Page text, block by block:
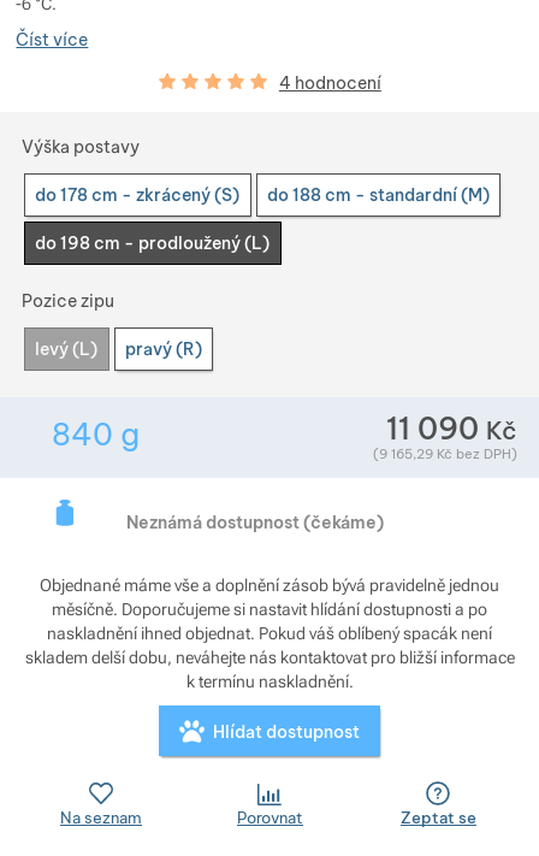
-6 °C.
Číst více
Hodnocení zákazníků
100% 4 hodnocení
Vyberte variantu
Výška postavy
do 178 cm - zkrácený (S) do 188 cm - standardní (M)
do 198 cm - prodloužený (L)
Pozice zipu
levý (L) pravý (R)
840 g Hmotnost v gramech. Téměř všechno
11 090 Kč
(9 165,29 Kč bez DPH)
Neznámá dostupnost (čekáme)
Objednané máme vše a doplnění zásob bývá pravidelně jednou
měsíčně. Doporučujeme si nastavit hlídání dostupnosti a po
naskladnění ihned objednat. Pokud váš oblíbený spacák není
skladem delší dobu, neváhejte nás kontaktovat pro bližší informace
k termínu naskladnění.
Hlídat dostupnost
Na seznam Porovnat Zeptat se
Zobrazit více
Zobrazit více
Zobrazit více
Zobrazit více
Zobrazit více
Zobrazit více
Zobrazit více
Zobrazit více
Zobrazit více
Zobrazit více
Zobrazit více
Zobrazit více
Zobrazit více
Zobrazit více